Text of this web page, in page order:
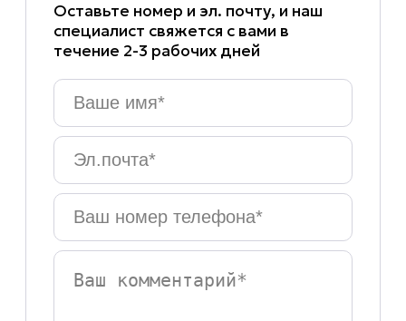
Оставьте номер и эл. почту, и наш
специалист свяжется с вами в
течение 2-3 рабочих дней
Ваше
имя*
Эл.почта
Ваш
номер
телефона*
Ваш
комментарий